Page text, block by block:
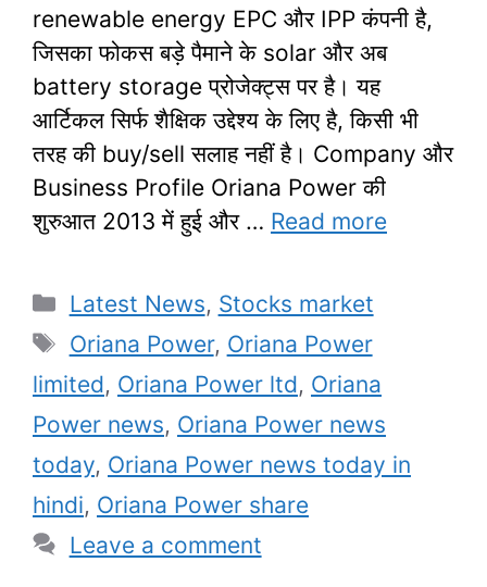
renewable energy EPC और IPP कंपनी है,
जिसका फोकस बड़े पैमाने के solar और अब
battery storage प्रोजेक्ट्स पर है। यह
आर्टिकल सिर्फ शैक्षिक उद्देश्य के लिए है, किसी भी
तरह की buy/sell सलाह नहीं है।​ Company और
Business Profile Oriana Power की
शुरुआत 2013 में हुई और … Read more
Categories
Latest News, Stocks market
Tags
Oriana Power, Oriana Power
limited, Oriana Power ltd, Oriana
Power news, Oriana Power news
today, Oriana Power news today in
hindi, Oriana Power share
Leave a comment